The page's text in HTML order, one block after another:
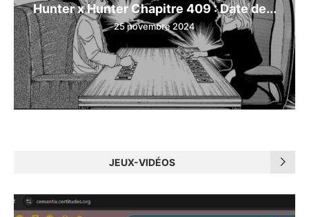
Hunter x Hunter Chapitre 409 : Date de...
25 novembre 2024
JEUX-VIDÉOS